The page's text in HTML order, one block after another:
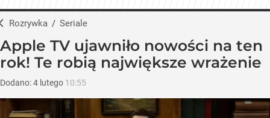
Rozrywka / Seriale
Apple TV ujawniło nowości na ten
rok! Te robią największe wrażenie
Dodano:4 lutego 10:55